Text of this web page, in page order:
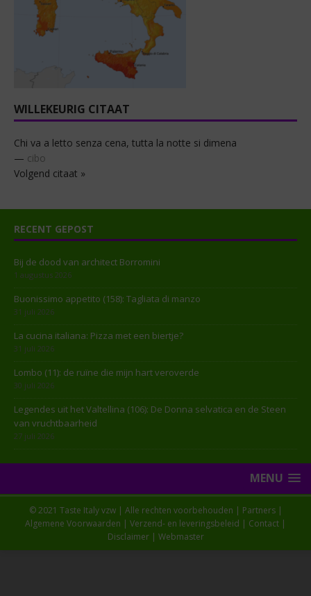
WILLEKEURIG CITAAT
Chi va a letto senza cena, tutta la notte si dimena
— cibo
Volgend citaat »
RECENT GEPOST
Bij de dood van architect Borromini
1 augustus 2026
Buonissimo appetito (158): Tagliata di manzo
31 juli 2026
La cucina italiana: Pizza met een biertje?
31 juli 2026
Lombo (11): de ruïne die mijn hart veroverde
30 juli 2026
Legendes uit het Valtellina (106): De Donna selvatica en de Steen
van vruchtbaarheid
27 juli 2026
MENU
© 2021 Taste Italy vzw | Alle rechten voorbehouden | Partners|
Algemene Voorwaarden | Verzend- en leveringsbeleid | Contact |
Disclaimer| Webmaster